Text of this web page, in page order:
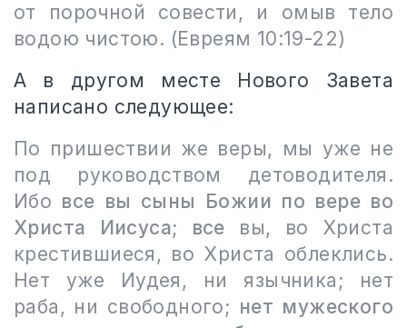
от порочной совести, и омыв тело
водою чистою. (Евреям 10:19-22)
А в другом месте Нового Завета
написано следующее:
По пришествии же веры, мы уже не
под руководством детоводителя.
Ибо все вы сыны Божии по вере во
Христа Иисуса; все вы, во Христа
крестившиеся, во Христа облеклись.
Нет уже Иудея, ни язычника; нет
раба, ни свободного; нет мужеского